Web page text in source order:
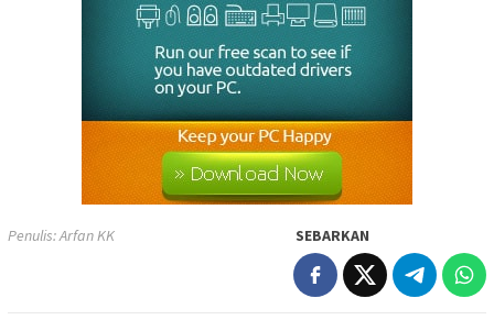
Penulis: Arfan KK SEBARKAN